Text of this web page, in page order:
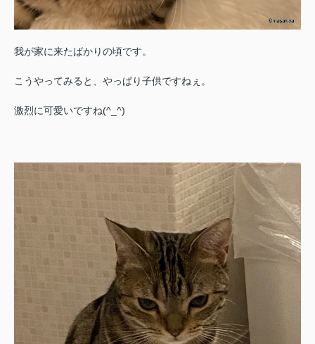
我が家に来たばかりの頃です。
こうやってみると、やっぱり子供ですねぇ。
激烈に可愛いですね(^_^)